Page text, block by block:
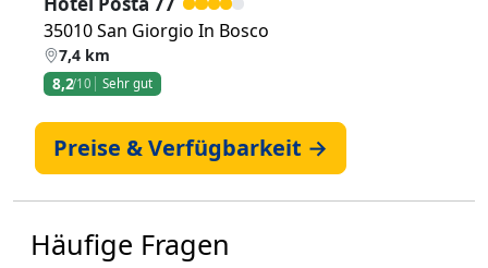
35010 San Giorgio In Bosco
7,4 km
8,2/10 Sehr gut
Preise & Verfügbarkeit →
Häufige Fragen